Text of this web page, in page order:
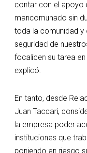
contar con el apoyo
mancomunado sin
toda la comunidad y
seguridad de
focalicen su tarea
explicó.
En tanto, desde
Juan Taccari,
la empresa poder
instituciones que
poniendo en riesgo